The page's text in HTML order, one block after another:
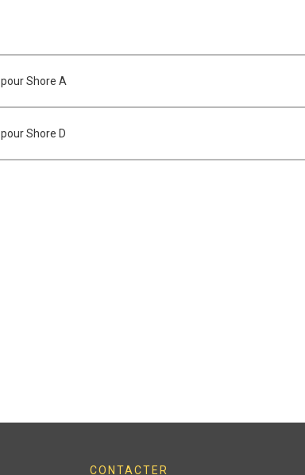
Shore A
Shore D
CONTACTER